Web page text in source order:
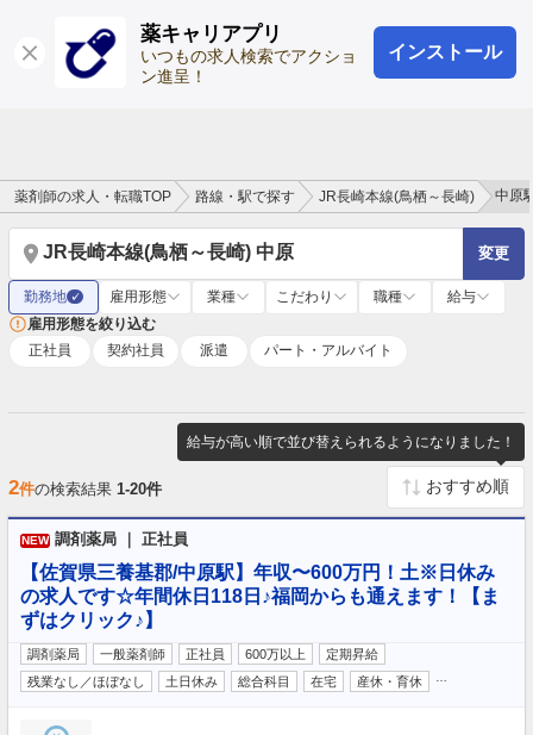
薬キャリアプリ
いつもの求人検索でアクショ
ン進呈！
インストール
ログイン 会員登録
薬剤師の求人・転職TOP 路線・駅で探す JR長崎本線(鳥栖～長崎) 中原
JR長崎本線(鳥栖～長崎) 中原 変更
勤務地 ✓ 雇用形態 業種 こだわり 職種
給与
雇用形態を絞り込む
正社員
契約社員 派遣 パート・アルバイト
給与が高い順で並び替えられるようになりました！
2件の検索結果 1-20件
NEW 調剤薬局 ｜ 正社員
【佐賀県三養基郡/中原駅】年収〜600万円！土※日休み
の求人です☆年間休日118日♪福岡からも通えます！【ま
ずはクリック♪】
調剤薬局 一般薬剤師 正社員 600万以上
定期昇給
残業なし／ほぼなし
土日休み 総合科目 在宅 産休・育休